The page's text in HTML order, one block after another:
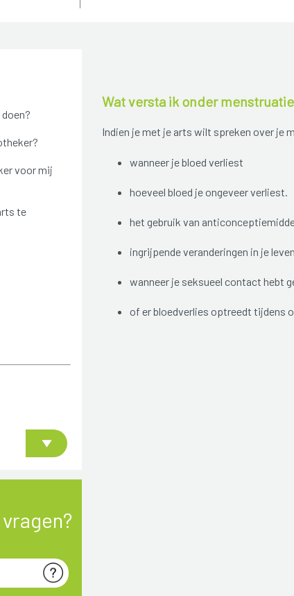
voor mij
te
Wat versta ik onder
Indien je met je arts wilt spreken over je
wanneer je bloed verliest
hoeveel bloed je ongeveer verliest.
het gebruik van
ingrijpende veranderingen in je
wanneer je seksueel contact hebt
of er bloedverlies optreedt tijdens